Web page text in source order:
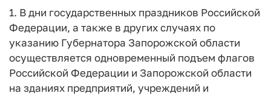
1. В дни государственных праздников Российской
Федерации, а также в других случаях по
указанию Губернатора Запорожской области
осуществляется одновременный подъем флагов
Российской Федерации и Запорожской области
на зданиях предприятий, учреждений и